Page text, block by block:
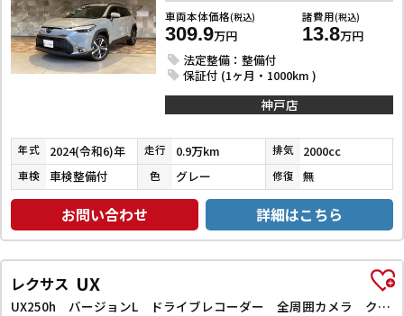
車両本体価格(税込)
309.9万円
諸費用(税込)
13.8万円
法定整備：整備付
保証付 (1ヶ月・1000km )
神戸店
年式 2024(令和6)年 走行 0.9万km 排気 2000cc
車検 車検整備付 色 グレー 修復 無
お問い合わせ 詳細はこちら
レクサス UX
UX250h バージョンL ドライブレコーダー 全周囲カメラ クリアランスソナー オートクルーズコントロール レーンアシスト パワーシート 衝突被害軽減システム ナビ TV オートマチックハイビーム オートライト